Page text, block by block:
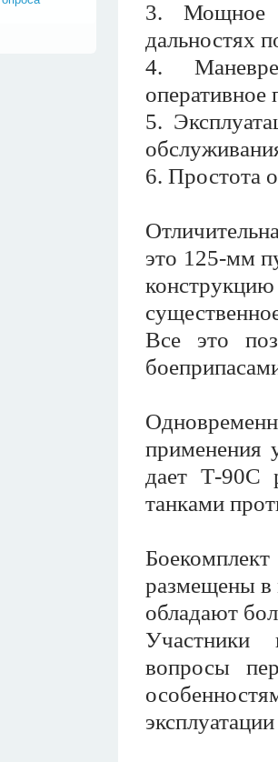
3. Мощное
дальностях
4.
оперативное
5.
6. Простота
это 125-мм
Все это
применения
дает Т-90С
танками
размещены в
обладают
Участники
вопросы